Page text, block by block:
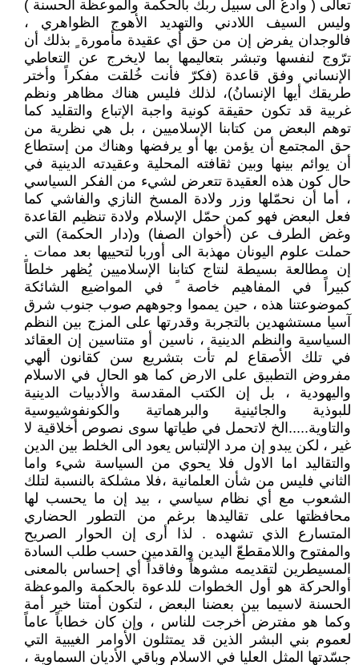
تعالى ( وأدعُ الى سبيل ربك بالحكمة والموعظة الحسنة )
وليس السيف اللادني والتهديد الأهوج الظواهري ،
فالوجدان يفرض إن من حق أي عقيدة مأمورة ٍ بذلك أن
ترّوج لنفسها وتبشر بتعاليمها بما لايخرج عن التعاطي
الإنساني وفق قاعدة (فكرّ فأنت خُلقت مفكراً وأختر
طريقك أيها الإنسانُ)، لذلك فليس هناك مظاهر ونظم
غربية قد تكون حقيقة كونية واجبة الإتباع والتقليد كما
توهم البعض من كتابنا الإسلاميين ، بل هي نظرية من
حق المجتمع أن يؤمن بها أو يرفضها وهناك من إستطاع
أن يوائم بينها وبين ثقافته المحلية وعقيدته الدينية في
حال كون هذه العقيدة تتعرض لشيء من الفكر السياسي
، أما أن نحمّلها وزر ولادة المسخ النازي والفاشي كما
فعل البعض فهو كمن حمّل الإسلام ولادة تنظيم القاعدة
وغض الطرف عن (أخوان الصفا) و(دار الحكمة) التي
حملت علوم اليونان مهذبة الى أوربا لتحييها بعد ممات .
إن مطالعة بسيطة لنتاج كتابنا الإسلاميين يُظهر خلطاً
كبيراً في المفاهيم خاصة ً في المواضيع الشائكة
كموضوعتنا هذه ، حين يمموا وجوههم صوب جنوب شرق
آسيا مستشهدين بالتجربة وقدرتها على المزج بين النظم
السياسية والنظم الدينية ، ناسين أو متناسين إن العقائد
في تلك الأصقاع لم تأت بتشريع سن كقانون ألهي
مفروض التطبيق على الارض كما هو الحال في الاسلام
واليهودية ، بل إن الكتب المقدسة والأدبيات الدينية
للبوذية والجائينية والبرهماتية والكونفوشيوسية
والتاوية.....الخ لاتحمل في طياتها سوى نصوص أخلاقية لا
غير ، لكن يبدو إن مرد الإلتباس يعود الى الخلط بين الدين
والتقاليد اما الاول فلا يحوي من السياسة شيء واما
الثاني فليس من شأن العلمانية ،فلا مشلكة بالنسبة لتلك
الشعوب مع أي نظام سياسي ، بيد إن ما يحسب لها
محافظتها على تقاليدها برغم من التطور الحضاري
المتسارع الذي تشهده . لذا أرى إن الحوار الصريح
والمفتوح واللامقطعّ اليدين والقدمين حسب طلب السادة
المسيطرين لتقديمه مشوهاً وفاقداً أي إحساس بالمعنى
أوالحركة هو أول الخطوات للدعوة بالحكمة والموعظة
الحسنة لاسيما بين بعضنا البعض ، لتكون أمتنا خير أمة
وكما هو مفترض أخرجت للناس ، وإن كان خطاباً عاماً
لعموم بني البشر الذين قد يمتثلون الأوامر الغيبية التي
جسّدتها المثل العليا في الاسلام وباقي الأديان السماوية ،